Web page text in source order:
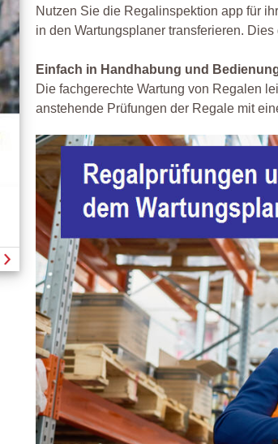
Nutzen Sie die Regalinspektion app für
in den Wartungsplaner transferieren.
Einfach in Handhabung und
Die fachgerechte Wartung von Regalen
anstehende Prüfungen der Regale mit